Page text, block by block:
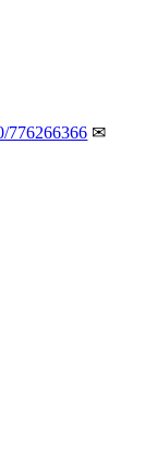
776266366 ✉